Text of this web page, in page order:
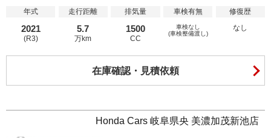
年式
2021
(R3)
走行距離
5.7
万km
排気量
1500
CC
車検有無
車検なし
(車検整備渡し)
修復歴
なし
在庫確認・見積依頼
Honda Cars 岐阜県央 美濃加茂新池店